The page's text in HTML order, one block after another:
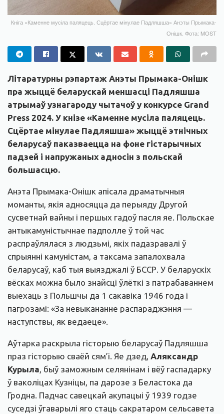
Кніга «Каменне мусіла паляцець. Сцёртае мінулае Падляшша» Анэты Прымака-
Онішк. Фота: MOST
Літаратурны рэпартаж Анэты Прымака-Онішк
пра жыццё беларускай меншасці Падляшша
атрымаў узнагароду чытачоў у конкурсе Grand
Press 2024. У кнізе «Каменне мусіла паляцець.
Сцёртае мінулае Падляшша» жыццё этнічных
беларусаў паказваецца на фоне гістарычных
падзей і напружаных адносін з польскай
большасцю.
Анэта Прымака-Онішк апісала драматычныя
моманты, якія адносяцца да перыяду Другой
сусветнай вайны і першых гадоў пасля яе. Польскае
антыкамуністычнае падполле ў той час
распраўлялася з людзьмі, якіх падазравалі ў
спрыянні камуністам, а таксама запалохвала
беларусаў, каб тыя выязджалі ў БССР. У беларускіх
вёсках можна было знайсці ўлёткі з патрабаваннем
выехаць з Польшчы да 1 сакавіка 1946 года і
пагрозамі: «За невыкананне распараджэння —
наступствы, як ведаеце».
Аўтарка раскрыла гісторыю беларусаў Падляшша
праз гісторыю сваёй сям’і. Яе дзед, Аляксандр
Курыла, быў заможным селянінам і вёў гаспадарку
ў ваколіцах Кузніцы, па дарозе з Беластока да
Гродна. Падчас савецкай акупацыі ў 1939 годзе
суседзі ўгаварылі яго стаць сакратаром сельсавета